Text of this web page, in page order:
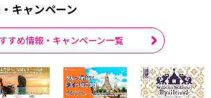
キャンペーン
すめ情報・キャンペーン一覧